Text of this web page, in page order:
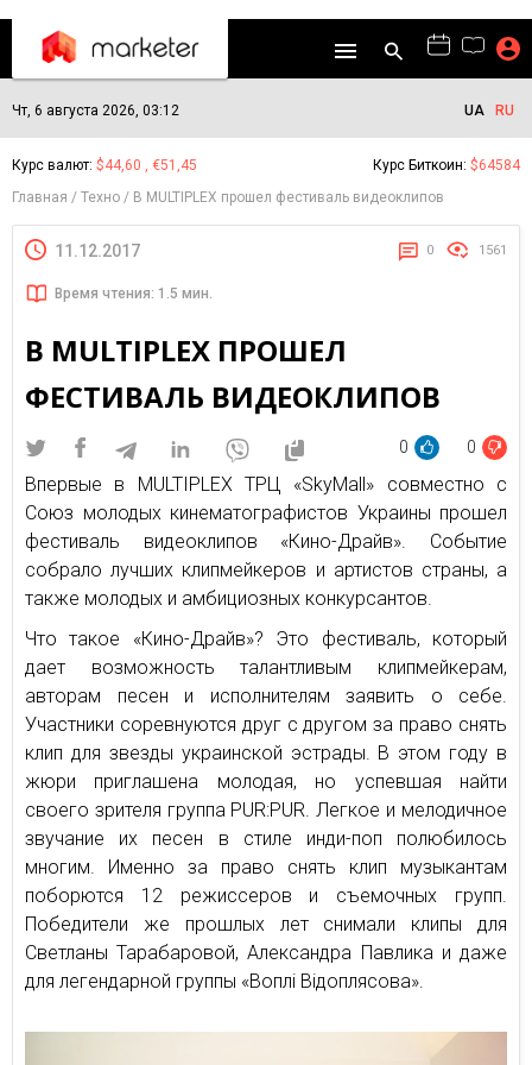
Чт, 6 августа 2026, 03:12 UA RU
Курс валют: $44,60 , €51,45 Курс Биткоин: $64584
Главная
Техно В MULTIPLEX прошел фестиваль видеоклипов
11.12.2017 0 1561
Время чтения: 1.5 мин.
В MULTIPLEX ПРОШЕЛ
ФЕСТИВАЛЬ ВИДЕОКЛИПОВ
0 0
Впервые в MULTIPLEX ТРЦ «SkyMall» совместно с
Союз молодых кинематографистов Украины прошел
фестиваль видеоклипов «Кино-Драйв». Событие
собрало лучших клипмейкеров и артистов страны, а
также молодых и амбициозных конкурсантов.
Что такое «Кино-Драйв»? Это фестиваль, который
дает возможность талантливым клипмейкерам,
авторам песен и исполнителям заявить о себе.
Участники соревнуются друг с другом за право снять
клип для звезды украинской эстрады. В этом году в
жюри приглашена молодая, но успевшая найти
своего зрителя группа PUR:PUR. Легкое и мелодичное
звучание их песен в стиле инди-поп полюбилось
многим. Именно за право снять клип музыкантам
поборются 12 режиссеров и съемочных групп.
Победители же прошлых лет снимали клипы для
Светланы Тарабаровой, Александра Павлика и даже
для легендарной группы «Воплі Відоплясова».